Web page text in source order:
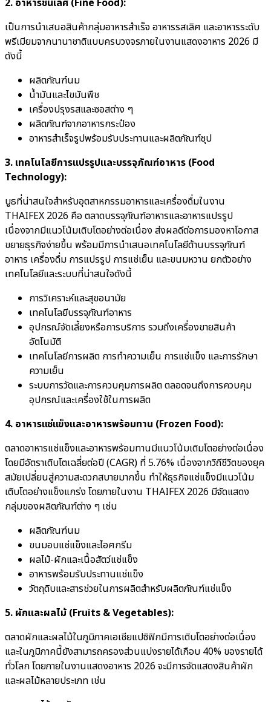
2. อาหารชั้นเลิศ (Fine Food):
เป็นการนำเสนอสินค้ากลุ่มอาหารสำเร็จ อาหารรสเลิศ และอาหารระดับ
พรีเมียมจากนานาชาติแบบครบวงจรภายในงานแสดงอาหาร 2026 มี
ดังนี้
ผลิตภัณฑ์นม
น้ำมันและไขมันพืช
เครื่องปรุงรสและซอสต่าง ๆ
ผลิตภัณฑ์จากอาหารกระป๋อง
อาหารสำเร็จรูปพร้อมรับประทานและผลิตภัณฑ์ซุป
3. เทคโนโลยีการแปรรูปและบรรจุภัณฑ์อาหาร (Food
Technology):
บูธที่น่าสนใจสำหรับอุตสาหกรรมอาหารและเครื่องดื่มในงาน
THAIFEX 2026 คือ ตลาดบรรจุภัณฑ์อาหารและอาหารแปรรูป
เนื่องจากมีแนวโน้มเติบโตอย่างต่อเนื่อง ส่งผลดีต่อการมองหาโอกาส
ขยายธุรกิจง่ายขึ้น พร้อมมีการนำเสนอเทคโนโลยีด้านบรรจุภัณฑ์
อาหาร เครื่องดื่ม การแปรรูป การแช่เย็น และขนมหวาน ยกตัวอย่าง
เทคโนโลยีและระบบที่น่าสนใจดังนี้
การวิเคราะห์และสุขอนามัย
เทคโนโลยีบรรจุภัณฑ์อาหาร
อุปกรณ์จัดเลี้ยงหรือการบริการ รวมถึงเครื่องขายสินค้า
อัตโนมัติ
เทคโนโลยีการผลิต การทำความเย็น การแช่แข็ง และการรักษา
ความเย็น
ระบบการวัดและการควบคุมการผลิต ตลอดจนถึงการควบคุม
อุปกรณ์และเครื่องใช้ในการผลิต
4. อาหารแช่แข็งและอาหารพร้อมทาน (Frozen Food):
ตลาดอาหารแช่แข็งและอาหารพร้อมทานมีแนวโน้มเติมโตอย่างต่อเนื่อง
โดยมีอัตราเติบโตเฉลี่ยต่อปี (CAGR) ที่ 5.76% เนื่องจากวิถีชีวิตของยุค
สมัยเปลี่ยนสู่ความสะดวกสบายมากขึ้น ทำให้ธุรกิจแช่แข็งมีแนวโน้ม
เติบโตอย่างแข็งแกร่ง โดยภายในงาน THAIFEX 2026 มีจัดแสดง
กลุ่มของผลิตภัณฑ์ต่าง ๆ เช่น
ผลิตภัณฑ์นม
ขนมอบแช่แข็งและไอศกรีม
ผลไม้-ผักและเนื้อสัตว์แช่แข็ง
อาหารพร้อมรับประทานแช่แข็ง
วัตถุดิบและสารช่วยในการผลิตสำหรับผลิตภัณฑ์แช่แข็ง
5. ผักและผลไม้ (Fruits & Vegetables):
ตลาดผักและผลไม้ในภูมิภาคเอเชียแปซิฟิกมีการเติบโตอย่างต่อเนื่อง
และในภูมิภาคนี้ยังสามารถครองส่วนแบ่งรายได้เกือบ 40% ของรายได้
ทั่วโลก โดยภายในงานแสดงอาหาร 2026 จะมีการจัดแสดงสินค้าผัก
และผลไม้หลายประเภท เช่น